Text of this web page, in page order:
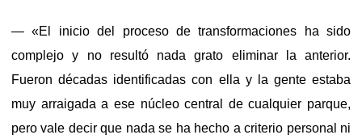
— «El inicio del proceso de transformaciones ha sido
complejo y no resultó nada grato eliminar la anterior.
Fueron décadas identificadas con ella y la gente estaba
muy arraigada a ese núcleo central de cualquier parque,
pero vale decir que nada se ha hecho a criterio personal ni